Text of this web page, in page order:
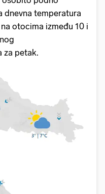
dnevna temperatura
otocima između 10 i
za petak.